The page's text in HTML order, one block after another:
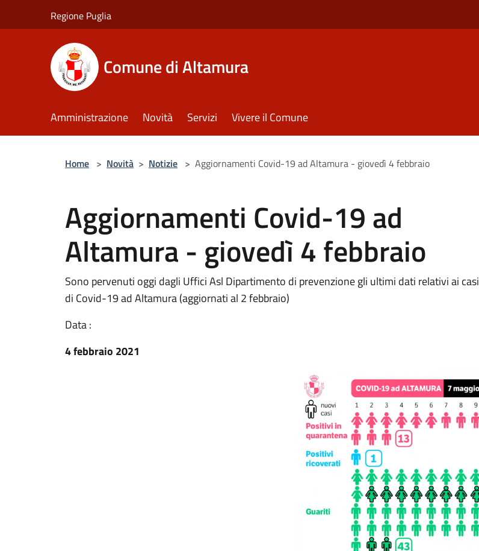
Regione Puglia
Comune di Altamura
Amministrazione Novità Servizi Vivere il Comune
Home > Novità > Notizie > Aggiornamenti Covid-19 ad Altamura - giovedì 4 febbraio
Aggiornamenti Covid-19 ad
Altamura - giovedì 4 febbraio
Sono pervenuti oggi dagli Uffici Asl Dipartimento di prevenzione gli ultimi dati relativi ai casi
di Covid-19 ad Altamura (aggiornati al 2 febbraio)
Data :
4 febbraio 2021